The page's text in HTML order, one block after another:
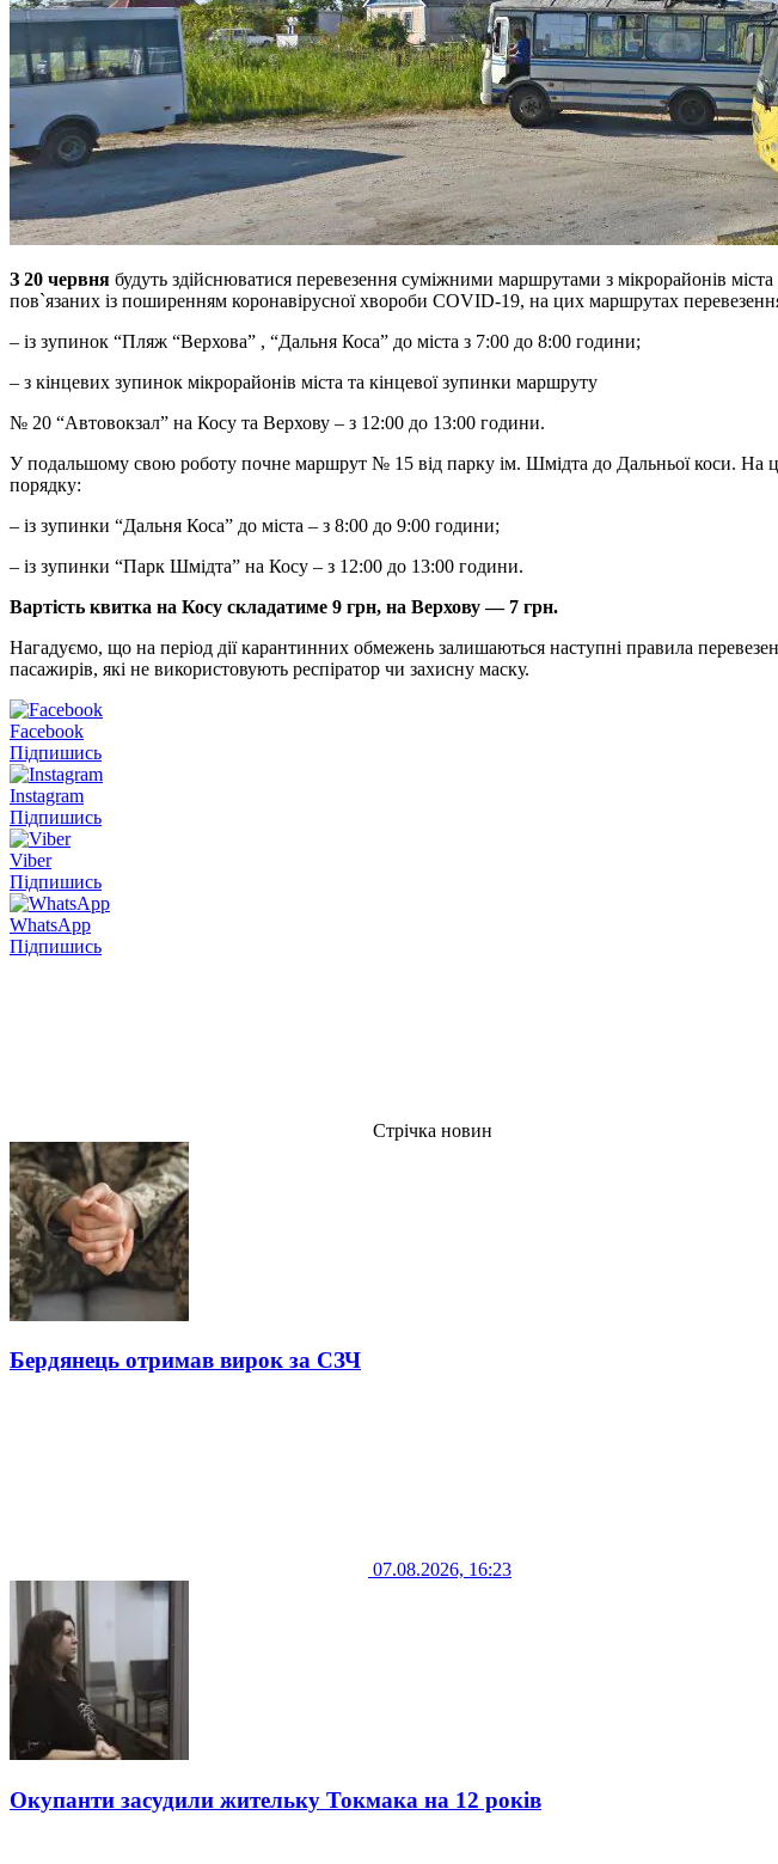
З 20 червня будуть здійснюватися перевезення суміжними маршрутами з мікрорайонів міста
пов`язаних із поширенням коронавірусної хвороби COVID-19, на цих маршрутах
– із зупинок “Пляж “Верхова” , “Дальня Коса” до міста з 7:00 до 8:00 години;
– з кінцевих зупинок мікрорайонів міста та кінцевої зупинки маршруту
№ 20 “Автовокзал” на Косу та Верхову – з 12:00 до 13:00 години.
У подальшому свою роботу почне маршрут № 15 від парку ім. Шмідта до Дальньої коси. На
порядку:
– із зупинки “Дальня Коса” до міста – з 8:00 до 9:00 години;
– із зупинки “Парк Шмідта” на Косу – з 12:00 до 13:00 години.
Вартість квитка на Косу складатиме 9 грн, на Верхову — 7 грн.
Нагадуємо, що на період дії карантинних обмежень залишаються наступні правила
пасажирів, які не використовують респіратор чи захисну маску.
Facebook
Підпишись
Instagram
Підпишись
Viber
Підпишись
WhatsApp
Підпишись
Стрічка новин
Бердянець отримав вирок за СЗЧ
07.08.2026, 16:23
Окупанти засудили жительку Токмака на 12 років